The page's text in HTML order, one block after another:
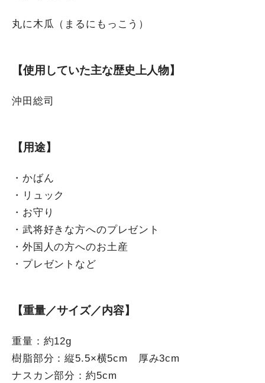
丸に木瓜（まるにもっこう）
【使用していた主な歴史上人物】
沖田総司
【用途】
・かばん
・リュック
・お守り
・武将好きな方へのプレゼント
・外国人の方へのお土産
・プレゼントなど
【重量／サイズ／内容】
重量：約12g
樹脂部分：縦5.5×横5cm 厚み3cm
ナスカン部分：約5cm